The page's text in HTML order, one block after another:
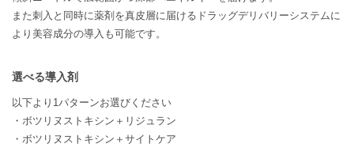
また刺入と同時に薬剤を真皮層に届けるドラッグデリバリーシステムに
より美容成分の導入も可能です。
選べる導入剤
以下より1パターンお選びください
・ボツリヌストキシン＋リジュラン
・ボツリヌストキシン＋サイトケア